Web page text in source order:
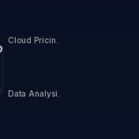
Cloud Pricin.
Data Analysi.